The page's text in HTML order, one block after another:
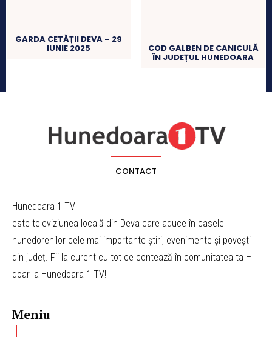
GARDA CETĂȚII DEVA – 29
IUNIE 2025 COD GALBEN DE CANICULĂ
ÎN JUDEȚUL HUNEDOARA
CONTACT
Hunedoara 1 TV
este televiziunea locală din Deva care aduce în casele
hunedorenilor cele mai importante știri, evenimente și povești
din județ. Fii la curent cu tot ce contează în comunitatea ta –
doar la Hunedoara 1 TV!
Meniu